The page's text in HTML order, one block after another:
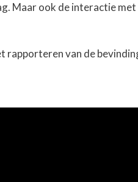
Maar ook de interactie met
van de